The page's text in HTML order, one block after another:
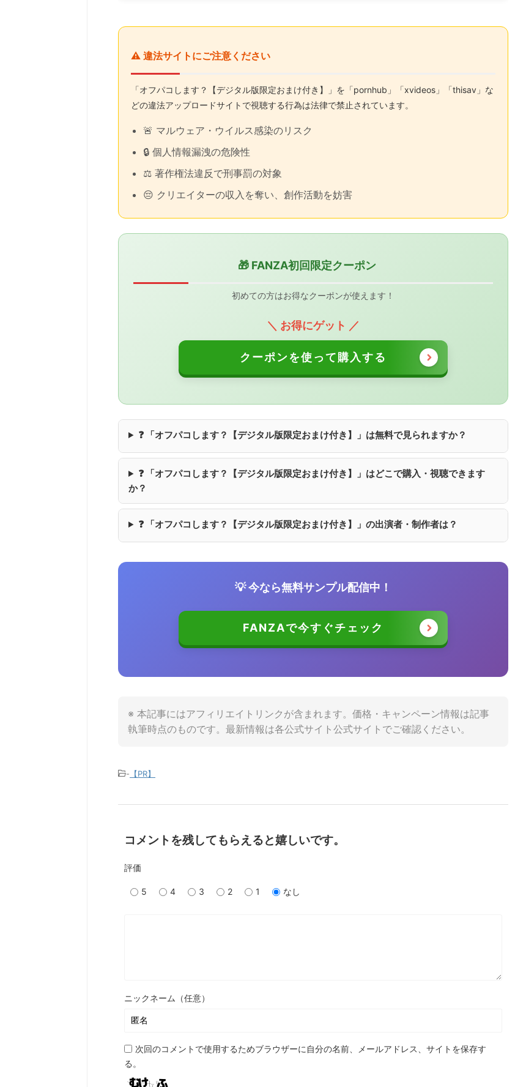
⚠️ 違法サイトにご注意ください
「オフパコします？【デジタル版限定おまけ付き】」を「pornhub」「xvideos」「thisav」な
どの違法アップロードサイトで視聴する行為は法律で禁止されています。
🚨 マルウェア・ウイルス感染のリスク
🔒 個人情報漏洩の危険性
⚖️ 著作権法違反で刑事罰の対象
😔 クリエイターの収入を奪い、創作活動を妨害
🎁 FANZA初回限定クーポン
初めての方はお得なクーポンが使えます！
＼ お得にゲット ／
クーポンを使って購入する
❓ 「オフパコします？【デジタル版限定おまけ付き】」は無料で見られますか？
❓ 「オフパコします？【デジタル版限定おまけ付き】」はどこで購入・視聴できます
か？
❓ 「オフパコします？【デジタル版限定おまけ付き】」の出演者・制作者は？
💡 今なら無料サンプル配信中！
FANZAで今すぐチェック
※ 本記事にはアフィリエイトリンクが含まれます。価格・キャンペーン情報は記事
執筆時点のものです。最新情報は各公式サイト公式サイトでご確認ください。
- 【PR】
コメントを残してもらえると嬉しいです。
評価
5 4 3 2 1 なし
ニックネーム（任意）
次回のコメントで使用するためブラウザーに自分の名前、メールアドレス、サイトを保存す
る。